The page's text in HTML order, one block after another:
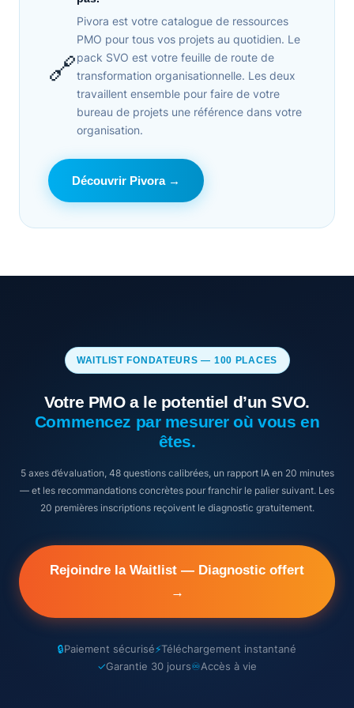
🔗
Pivora est votre catalogue de ressources
PMO pour tous vos projets au quotidien. Le
pack SVO est votre feuille de route de
transformation organisationnelle. Les deux
travaillent ensemble pour faire de votre
bureau de projets une référence dans votre
organisation.
Découvrir Pivora →
WAITLIST FONDATEURS — 100 PLACES
Votre PMO a le potentiel d’un SVO.
Commencez par mesurer où vous en
êtes.
5 axes d’évaluation, 48 questions calibrées, un rapport IA en 20 minutes
— et les recommandations concrètes pour franchir le palier suivant. Les
20 premières inscriptions reçoivent le diagnostic gratuitement.
Rejoindre la Waitlist — Diagnostic offert
→
🔒Paiement sécurisé⚡Téléchargement instantané
✓Garantie 30 jours♾️Accès à vie